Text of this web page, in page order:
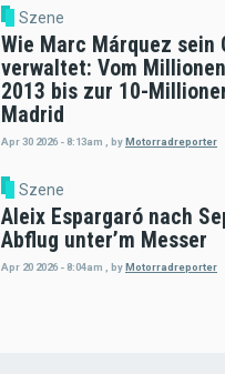
Szene
Wie Marc Márquez sein
verwaltet: Vom
2013 bis zur 10-
Madrid
Apr 30 2026 - 8:13am , byMotorradreporter
Szene
Aleix Espargaró nach
Abflug unter’m Messer
Apr 20 2026 - 8:04am byMotorradreporter